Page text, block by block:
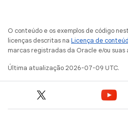
O conteúdo e os exemplos de código
licenças descritas na Licença de
marcas registradas da Oracle e/ou suas
Última atualização 2026-07-09 UTC.